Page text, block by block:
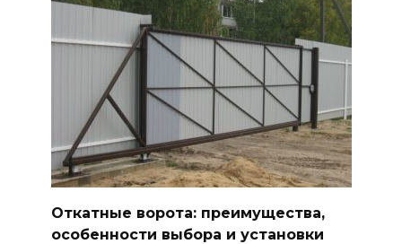
Откатные ворота: преимущества,
особенности выбора и установки